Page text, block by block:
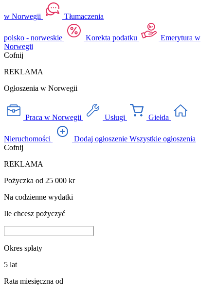
w Norwegii Tłumaczenia
polsko - norweskie Korekta podatku
Emerytura w
Norwegii
Cofnij
REKLAMA
Ogłoszenia w Norwegii
Praca w Norwegii Usługi Giełda
Nieruchomości Dodaj ogłoszenie Wszystkie ogłoszenia
Cofnij
REKLAMA
Pożyczka od 25 000 kr
Na codzienne wydatki
Ile chcesz pożyczyć
Okres spłaty
5 lat
Rata miesięczna od